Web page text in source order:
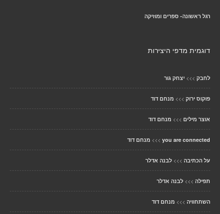
רגל ראשונה- ספרים ומוזיקה
דוגמית מדפי היצירות
לחבק >>> יצחק גור
פוקוס ירוק >>> מנחם דוד
אוצר מילים >>> מנחם דוד
you are connected
>>> מנחם דוד
על הכתיבה >>> לבנה אדלר
תפילה >>> לבנה אדלר
השתחוויה >>> מנחם דוד